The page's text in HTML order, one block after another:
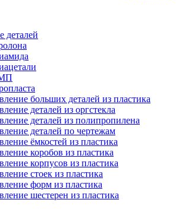
деталей
больших деталей из пластика
деталей из оргстекла
деталей из полипропилена
деталей по чертежам
ёмкостей из пластика
коробов из пластика
корпусов из пластика
стоек из пластика
форм из пластика
шестерен из пластика